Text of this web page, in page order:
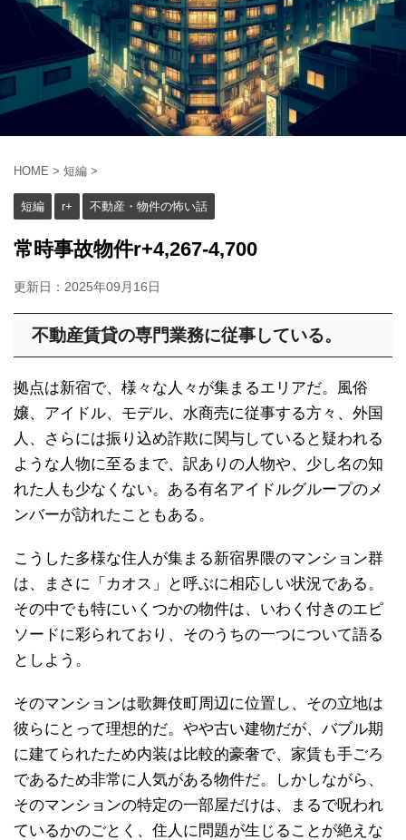
HOME > 短編 >
短編 r+ 不動産・物件の怖い話
常時事故物件r+4,267-4,700
更新日： 2025年09月16日
不動産賃貸の専門業務に従事している。
拠点は新宿で、様々な人々が集まるエリアだ。風俗
嬢、アイドル、モデル、水商売に従事する方々、外国
人、さらには振り込め詐欺に関与していると疑われる
ような人物に至るまで、訳ありの人物や、少し名の知
れた人も少なくない。ある有名アイドルグループのメ
ンバーが訪れたこともある。
こうした多様な住人が集まる新宿界隈のマンション群
は、まさに「カオス」と呼ぶに相応しい状況である。
その中でも特にいくつかの物件は、いわく付きのエピ
ソードに彩られており、そのうちの一つについて語る
としよう。
そのマンションは歌舞伎町周辺に位置し、その立地は
彼らにとって理想的だ。やや古い建物だが、バブル期
に建てられたため内装は比較的豪奢で、家賃も手ごろ
であるため非常に人気がある物件だ。しかしながら、
そのマンションの特定の一部屋だけは、まるで呪われ
ているかのごとく、住人に問題が生じることが絶えな